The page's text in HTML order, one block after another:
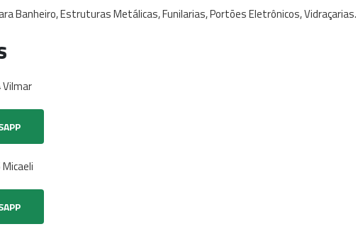
Banheiro,EstruturasMetálicas,Funilarias,PortõesEletrônicos,Vidraçarias.